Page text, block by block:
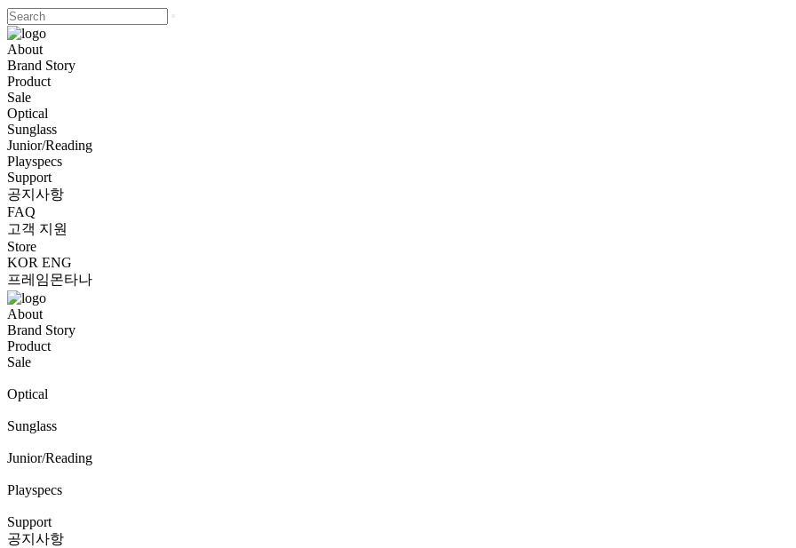
About
Brand Story
Product
Sale
Optical
Sunglass
Junior/Reading
Playspecs
Support
공지사항
FAQ
고객 지원
Store
KOR ENG
프레임몬타나
About
Brand Story
Product
Sale
Optical
Sunglass
Junior/Reading
Playspecs
Support
공지사항